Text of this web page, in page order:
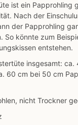
ist ein Papprohling
Nach der
der Papprohling
So könnte zum
entstehen.
insgesamt:
60 cm bei 50 cm
nicht Trockner